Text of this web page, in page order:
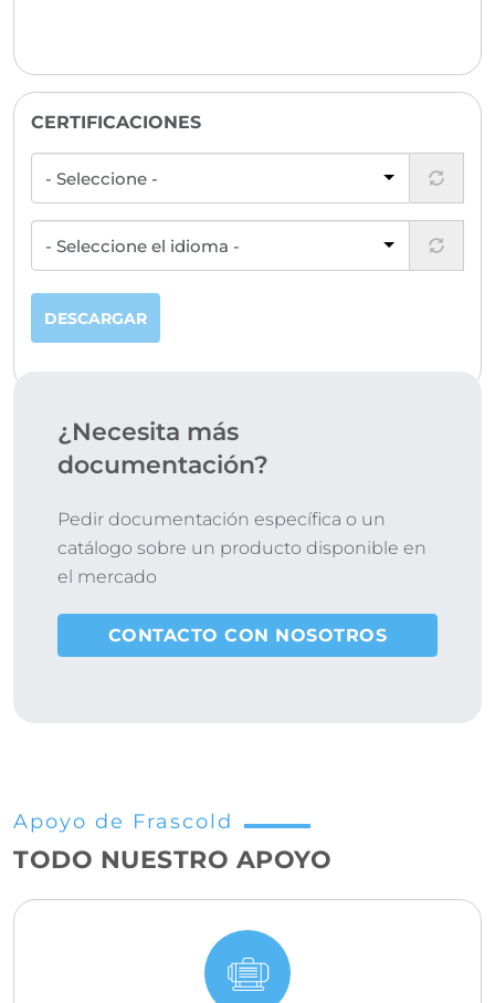
CERTIFICACIONES
DESCARGAR
¿Necesita más
documentación?
Pedir documentación específica o un
catálogo sobre un producto disponible en
el mercado
CONTACTO CON NOSOTROS
Apoyo de Frascold
TODO NUESTRO APOYO